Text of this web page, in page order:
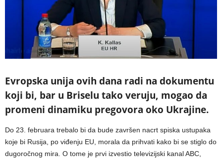
Evropska unija ovih dana radi na dokumentu
koji bi, bar u Briselu tako veruju, mogao da
promeni dinamiku pregovora oko Ukrajine.
Do 23. februara trebalo bi da bude završen nacrt spiska ustupaka
koje bi Rusija, po viđenju EU, morala da prihvati kako bi se stiglo do
dugoročnog mira. O tome je prvi izvestio televizijski kanal ABC,